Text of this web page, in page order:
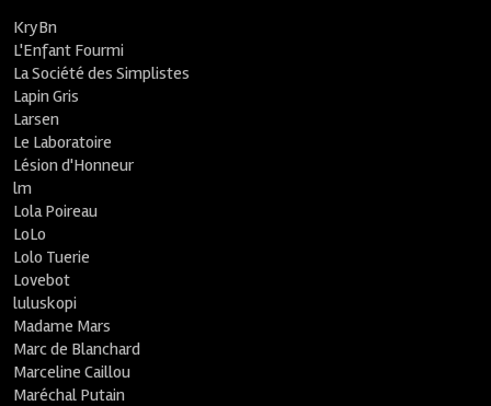
KryBn
L'Enfant Fourmi
La Société des Simplistes
Lapin Gris
Larsen
Le Laboratoire
Lésion d'Honneur
lm
Lola Poireau
LoLo
Lolo Tuerie
Lovebot
luluskopi
Madame Mars
Marc de Blanchard
Marceline Caillou
Maréchal Putain